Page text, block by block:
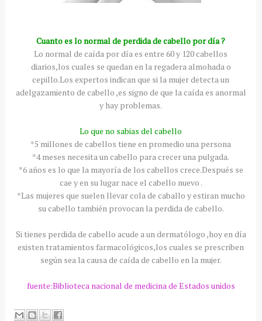
Cuanto es lo normal de perdida de cabello por día ?
Lo normal de caída por día es entre 60 y 120 cabellos
diarios,los cuales se quedan en la regadera almohada o
cepillo.Los expertos indican que si la mujer detecta un
adelgazamiento de cabello ,es signo de que la caída es anormal
y hay problemas.
Lo que no sabias del cabello
*5 millones de cabellos tiene en promedio una persona
*4 meses necesita un cabello para crecer una pulgada.
*6 años es lo que la mayoría de los cabellos crece.Después se
cae y en su lugar nace el cabello nuevo .
*Las mujeres que suelen llevar cola de caballo y estiran mucho
su cabello también provocan la perdida de cabello.
Si tienes perdida de cabello acude a un dermatólogo ,hoy en día
existen tratamientos farmacológicos,los cuales se prescriben
según sea la causa de caída de cabello en la mujer.
fuente:Biblioteca nacional de medicina de Estados unidos